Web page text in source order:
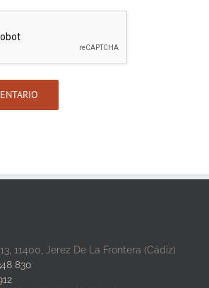
11400, Jerez De La Frontera (Cádiz)
830